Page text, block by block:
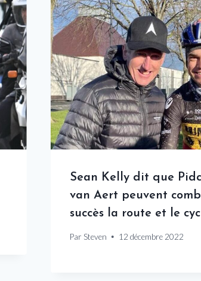
Sean Kelly dit que
van Aert peuvent
succès la route et le
Par Steven 12 décembre 2022